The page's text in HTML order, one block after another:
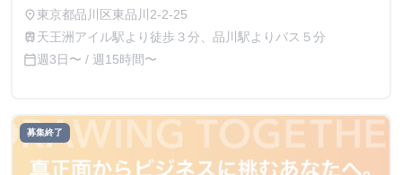
place東京都品川区東品川2-2-25
train 天王洲アイル駅より徒歩３分、品川駅よりバス５分
calendar_today週3日〜 / 週15時間〜
募集終了